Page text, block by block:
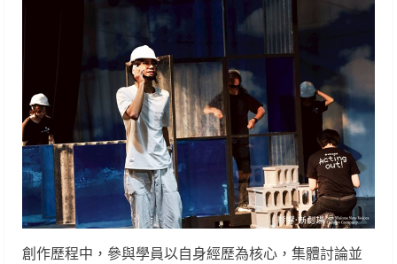
創作歷程中，參與學員以自身經歷為核心，集體討論並